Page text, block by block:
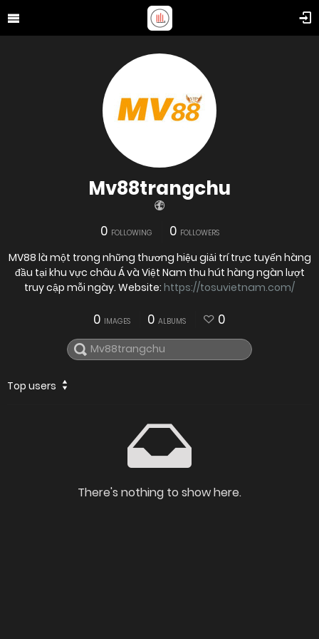
Mv88trangchu
0 FOLLOWING 0 FOLLOWERS
MV88 là một trong những thương hiệu giải trí trực tuyến hàng
đầu tại khu vực châu Á và Việt Nam thu hút hàng ngàn lượt
truy cập mỗi ngày. Website: https://tosuvietnam.com/
0 IMAGES 0 ALBUMS 0
Top users
There's nothing to show here.